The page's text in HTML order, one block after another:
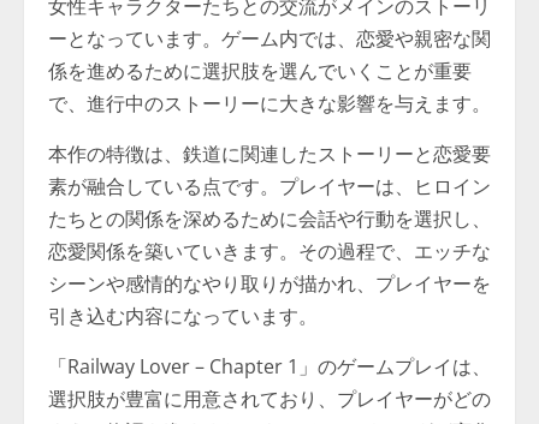
女性キャラクターたちとの交流がメインのストーリ
ーとなっています。ゲーム内では、恋愛や親密な関
係を進めるために選択肢を選んでいくことが重要
で、進行中のストーリーに大きな影響を与えます。
本作の特徴は、鉄道に関連したストーリーと恋愛要
素が融合している点です。プレイヤーは、ヒロイン
たちとの関係を深めるために会話や行動を選択し、
恋愛関係を築いていきます。その過程で、エッチな
シーンや感情的なやり取りが描かれ、プレイヤーを
引き込む内容になっています。
「Railway Lover – Chapter 1」のゲームプレイは、
選択肢が豊富に用意されており、プレイヤーがどの